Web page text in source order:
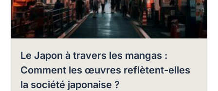
Le Japon à travers les mangas :
Comment les œuvres reflètent-elles
la société japonaise ?